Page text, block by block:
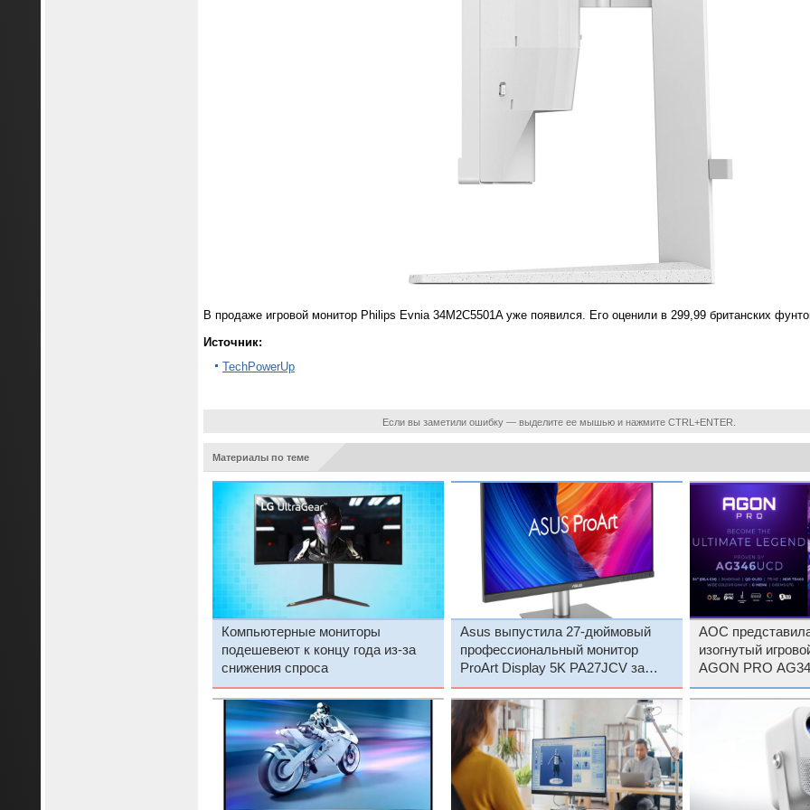
В продаже игровой монитор Philips Evnia 34M2C5501A уже появился. Его оценили в 299,99 британских
Источник:
TechPowerUp
Если вы заметили ошибку — выделите ее мышью и нажмите CTRL+ENTER.
Материалы по теме
Компьютерные мониторы
подешевеют к концу года из-за
снижения спроса
Asus выпустила 27-дюймовый
профессиональный монитор
ProArt Display 5K PA27JCV за
$799
AOC
изогнутый
AGON PRO
OLED и 175 Гц